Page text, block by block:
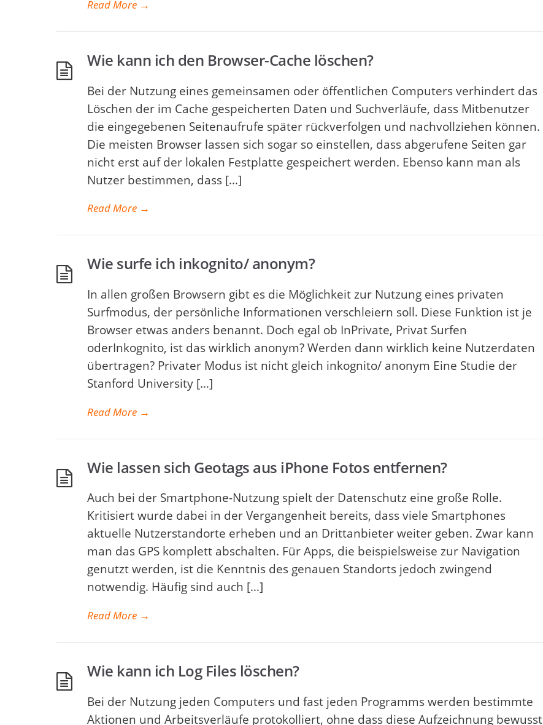
Read More →
Wie kann ich den Browser-Cache löschen?
Bei der Nutzung eines gemeinsamen oder öffentlichen Computers verhindert das
Löschen der im Cache gespeicherten Daten und Suchverläufe, dass Mitbenutzer
die eingegebenen Seitenaufrufe später rückverfolgen und nachvollziehen können.
Die meisten Browser lassen sich sogar so einstellen, dass abgerufene Seiten gar
nicht erst auf der lokalen Festplatte gespeichert werden. Ebenso kann man als
Nutzer bestimmen, dass […]
Read More →
Wie surfe ich inkognito/ anonym?
In allen großen Browsern gibt es die Möglichkeit zur Nutzung eines privaten
Surfmodus, der persönliche Informationen verschleiern soll. Diese Funktion ist je
Browser etwas anders benannt. Doch egal ob InPrivate, Privat Surfen
oderInkognito, ist das wirklich anonym? Werden dann wirklich keine Nutzerdaten
übertragen? Privater Modus ist nicht gleich inkognito/ anonym Eine Studie der
Stanford University […]
Read More →
Wie lassen sich Geotags aus iPhone Fotos entfernen?
Auch bei der Smartphone-Nutzung spielt der Datenschutz eine große Rolle.
Kritisiert wurde dabei in der Vergangenheit bereits, dass viele Smartphones
aktuelle Nutzerstandorte erheben und an Drittanbieter weiter geben. Zwar kann
man das GPS komplett abschalten. Für Apps, die beispielsweise zur Navigation
genutzt werden, ist die Kenntnis des genauen Standorts jedoch zwingend
notwendig. Häufig sind auch […]
Read More →
Wie kann ich Log Files löschen?
Bei der Nutzung jeden Computers und fast jeden Programms werden bestimmte
Aktionen und Arbeitsverläufe protokolliert, ohne dass diese Aufzeichnung bewusst